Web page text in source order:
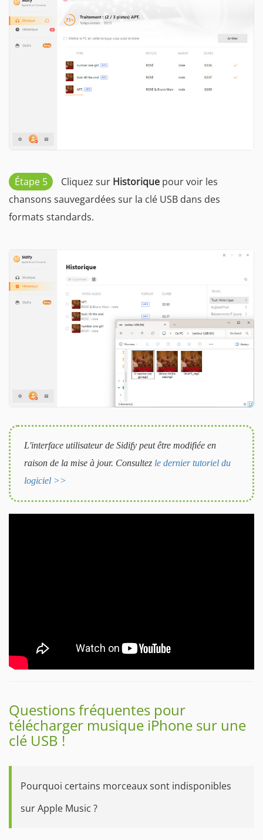
Étape 5 Cliquez sur Historique pour voir les
chansons sauvegardées sur la clé USB dans des
formats standards.
L'interface utilisateur de Sidify peut être modifiée en
raison de la mise à jour. Consultez le dernier tutoriel du
logiciel >>
Questions fréquentes pour
télécharger musique iPhone sur une
clé USB !
Pourquoi certains morceaux sont indisponibles
sur Apple Music ?